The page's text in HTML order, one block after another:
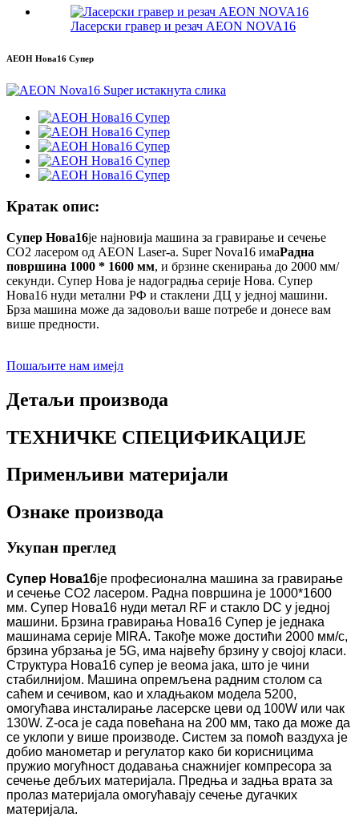
Ласерски гравер и резач AEON NOVA16
АЕОН Нова16 Супер
Кратак опис:
Супер Нова16је најновија машина за гравирање и сечење
CO2 ласером од AEON Laser-а. Super Nova16 имаРадна
површина 1000 * 1600 мм, и брзине скенирања до 2000 мм/
секунди. Супер Нова је надоградња серије Нова. Супер
Нова16 нуди метални РФ и стаклени ДЦ у једној машини.
Брза машина може да задовољи ваше потребе и донесе вам
више предности.
Пошаљите нам имејл
Детаљи производа
ТЕХНИЧКЕ СПЕЦИФИКАЦИЈЕ
Применљиви материјали
Ознаке производа
Укупан преглед
Супер Нова16је професионална машина за гравирање
и сечење CO2 ласером. Радна површина је 1000*1600
мм. Супер Нова16 нуди метал RF и стакло DC у једној
машини. Брзина гравирања Нова16 Супер је једнака
машинама серије MIRA. Такође може достићи 2000 мм/с,
брзина убрзања је 5G, има највећу брзину у својој класи.
Структура Нова16 супер је веома јака, што је чини
стабилнијом. Машина опремљена радним столом са
саћем и сечивом, као и хладњаком модела 5200,
омогућава инсталирање ласерске цеви од 100W или чак
130W. Z-оса је сада повећана на 200 мм, тако да може да
се уклопи у више производе. Систем за помоћ ваздуха је
добио манометар и регулатор како би корисницима
пружио могућност додавања снажнијег компресора за
сечење дебљих материјала. Предња и задња врата за
пролаз материјала омогућавају сечење дугачких
материјала.